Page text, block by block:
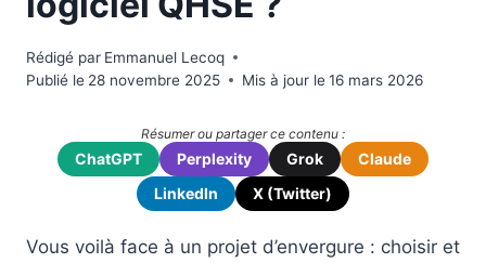
Rédigé par Emmanuel Lecoq
Publié le 28 novembre 2025 Mis à jour le 16 mars 2026
Résumer ou partager ce contenu :
ChatGPT Perplexity Grok
Claude
LinkedIn
X (Twitter)
Vous voilà face à un projet d’envergure : choisir et